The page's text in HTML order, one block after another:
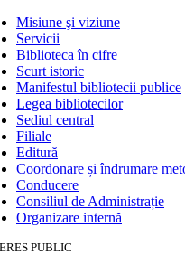
Misiune şi viziune
Servicii
Biblioteca în cifre
Scurt istoric
Manifestul bibliotecii publice
Legea bibliotecilor
Sediul central
Filiale
Editură
Coordonare și îndrumare
Conducere
Consiliul de Administrație
Organizare internă
PUBLIC